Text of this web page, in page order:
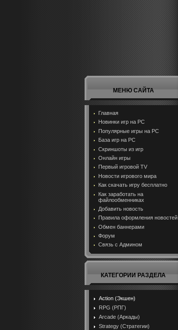
МЕНЮ САЙТА
Главная
Новинки игр на PC
Популярные игры на PC
База игр на РС
Скриншоты из игр
Онлайн игры
Первый игровой TV
Новости игрового мира
Как скачать игру бесплатно
Как заработать на
файлообменниках
Добавить новость
Правила оформления новостей
Обмен баннерами
Форум
Связь с Админом
КАТЕГОРИИ РАЗДЕЛА
Action (Экшен)
RPG (РПГ)
Arcade (Аркады)
Strategy (Стратегии)